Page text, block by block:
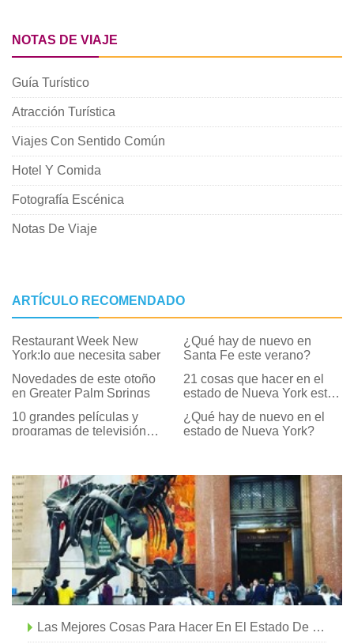
NOTAS DE VIAJE
Guía Turístico
Atracción Turística
Viajes Con Sentido Común
Hotel Y Comida
Fotografía Escénica
Notas De Viaje
ARTÍCULO RECOMENDADO
Restaurant Week New
York:lo que necesita saber
¿Qué hay de nuevo en
Santa Fe este verano?
Novedades de este otoño
en Greater Palm Springs
21 cosas que hacer en el
estado de Nueva York este
10 grandes películas y
programas de televisión
¿Qué hay de nuevo en el
estado de Nueva York?
Las Mejores Cosas Para Hacer En El Estado De Nueva York En Marzo